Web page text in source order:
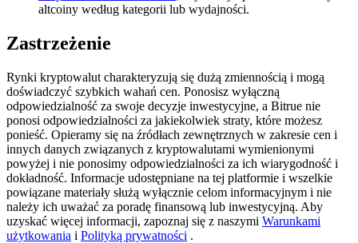
Trade Gold & Silver · 33,333 USDT Bonus
USDT New User Exclusive 10% APR
USDT Flexible Staking | Daily Rewards
altcoiny według kategorii lub wydajności.
Zastrzeżenie
Rynki kryptowalut charakteryzują się dużą zmiennością i mogą
doświadczyć szybkich wahań cen. Ponosisz wyłączną
odpowiedzialność za swoje decyzje inwestycyjne, a Bitrue nie
ponosi odpowiedzialności za jakiekolwiek straty, które możesz
ponieść. Opieramy się na źródłach zewnętrznych w zakresie cen i
innych danych związanych z kryptowalutami wymienionymi
powyżej i nie ponosimy odpowiedzialności za ich wiarygodność i
dokładność. Informacje udostępniane na tej platformie i wszelkie
powiązane materiały służą wyłącznie celom informacyjnym i nie
należy ich uważać za poradę finansową lub inwestycyjną. Aby
uzyskać więcej informacji, zapoznaj się z naszymi Warunkami
użytkowania i Polityką prywatności .